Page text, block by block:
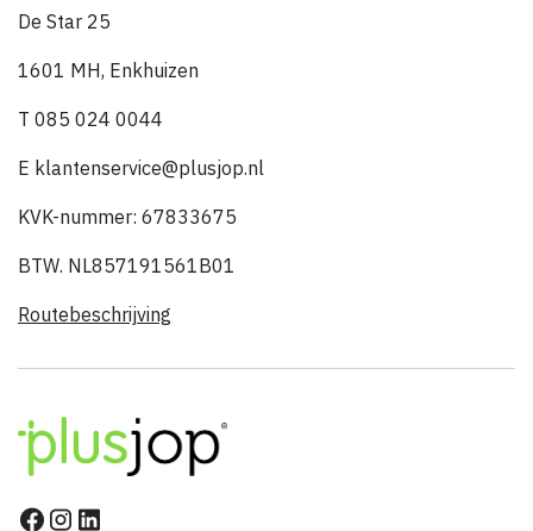
De Star 25
1601 MH, Enkhuizen
T 085 024 0044
E klantenservice@plusjop.nl
KVK-nummer: 67833675
BTW. NL857191561B01
Routebeschrijving